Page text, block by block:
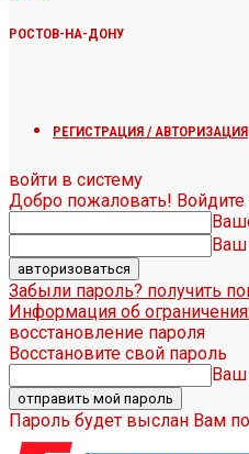
РОСТОВ-НА-ДОНУ
РЕГИСТРАЦИЯ / АВТОРИЗАЦИЯ
войти в систему
Добро пожаловать!
Ваш
Забыли пароль? получить
Информация об
восстановление пароля
Восстановите свой пароль
Ваш
Пароль будет выслан Вам